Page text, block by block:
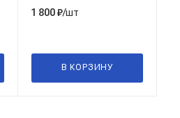
2170,2171,2172 ПРИОРА,
1 800₽/шт
В КОРЗИНУ